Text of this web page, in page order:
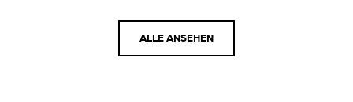
ALLE ANSEHEN